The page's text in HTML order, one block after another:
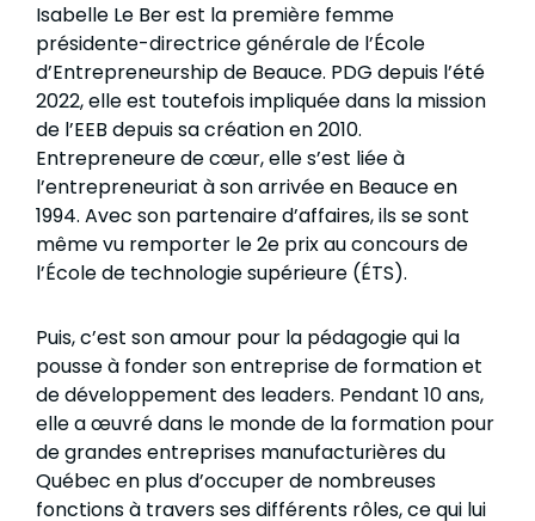
Isabelle Le Ber est la première femme
présidente-directrice générale de l’École
d’Entrepreneurship de Beauce. PDG depuis l’été
2022, elle est toutefois impliquée dans la mission
de l’EEB depuis sa création en 2010.
Entrepreneure de cœur, elle s’est liée à
l’entrepreneuriat à son arrivée en Beauce en
1994. Avec son partenaire d’affaires, ils se sont
même vu remporter le 2e prix au concours de
l’École de technologie supérieure (ÉTS).
Puis, c’est son amour pour la pédagogie qui la
pousse à fonder son entreprise de formation et
de développement des leaders. Pendant 10 ans,
elle a œuvré dans le monde de la formation pour
de grandes entreprises manufacturières du
Québec en plus d’occuper de nombreuses
fonctions à travers ses différents rôles, ce qui lui